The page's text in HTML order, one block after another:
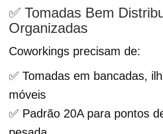
✅ Tomadas Bem
Organizadas
Coworkings precisam de:
✅ Tomadas em bancadas,
móveis
✅ Padrão 20A para pontos